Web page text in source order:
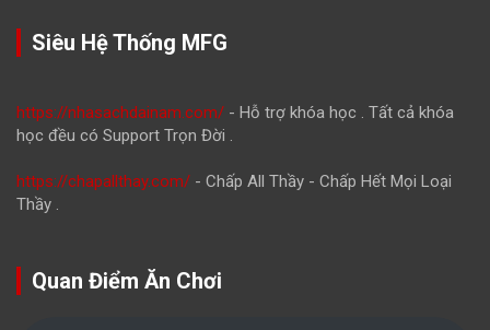
Siêu Hệ Thống MFG
https://nhasachdainam.com/ - Hỗ trợ khóa học . Tất cả khóa
học đều có Support Trọn Đời .
https://chapallthay.com/ - Chấp All Thầy - Chấp Hết Mọi Loại
Thầy .
Quan Điểm Ăn Chơi